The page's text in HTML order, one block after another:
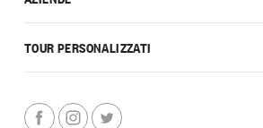
TOUR PERSONALIZZATI